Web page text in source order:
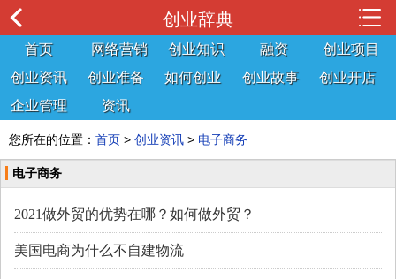
创业辞典
首页 网络营销 创业知识 融资
创业项目
创业资讯
创业准备 如何创业 创业故事
创业开店
企业管理
资讯
您所在的位置： 首页 > 创业资讯 > 电子商务
电子商务
2021做外贸的优势在哪？如何做外贸？
美国电商为什么不自建物流